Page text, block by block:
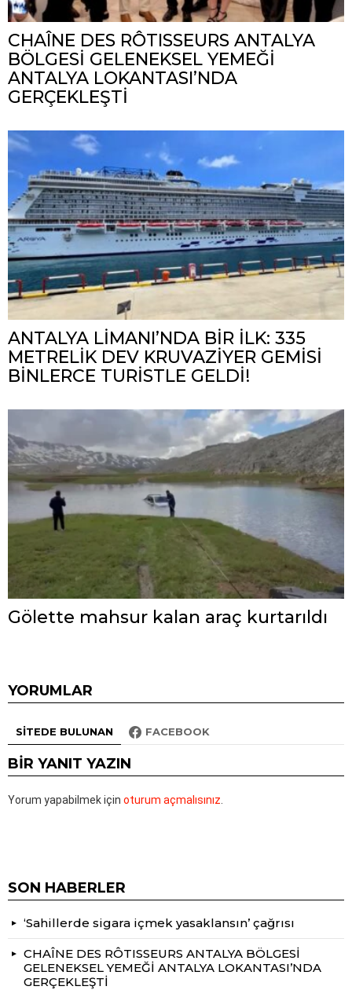
CHAÎNE DES RÔTISSEURS ANTALYA
BÖLGESİ GELENEKSEL YEMEĞİ
ANTALYA LOKANTASI’NDA
GERÇEKLEŞTİ
ANTALYA LİMANI’NDA BİR İLK: 335
METRELİK DEV KRUVAZİYER GEMİSİ
BİNLERCE TURİSTLE GELDİ!
Gölette mahsur kalan araç kurtarıldı
YORUMLAR
SITEDE BULUNAN FACEBOOK
BIR YANIT YAZIN
Yorum yapabilmek için oturum açmalısınız
SON HABERLER
‘Sahillerde sigara içmek yasaklansın’ çağrısı
CHAÎNE DES RÔTISSEURS ANTALYA BÖLGESİ
GELENEKSEL YEMEĞİ ANTALYA LOKANTASI’NDA
GERÇEKLEŞTİ